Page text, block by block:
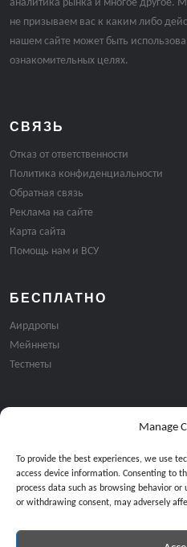
Manage
To provide the best experiences, we use
access device information. Consenting to
process data such as browsing behavior
or withdrawing consent, may adversely
аналитика рынка и многое другое.
не призываем вас к каким либо
нашем сайте может быть
ознакомительных целях.
СВЯЗЬ
Отказ от ответственности
Политика конфиденциальности
Обратная связь
Реклама на сайте
Карта сайта
Помощь нам и ВСУ
БЕСПЛАТНО
Аирдропы
Мейннеты
Тестнеты
Подписка на